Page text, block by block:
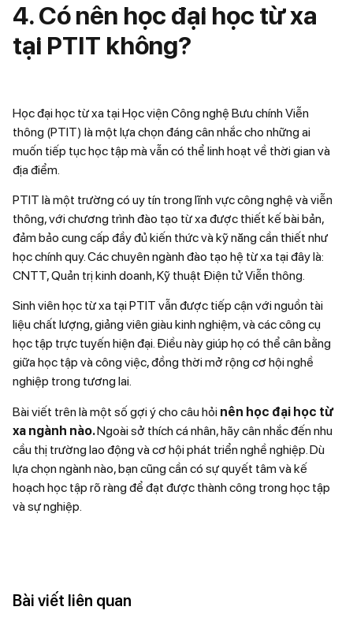
4. Có nên học đại học từ xa
tại PTIT không?
Học đại học từ xa tại Học viện Công nghệ Bưu chính Viễn
thông (PTIT) là một lựa chọn đáng cân nhắc cho những ai
muốn tiếp tục học tập mà vẫn có thể linh hoạt về thời gian và
địa điểm.
PTIT là một trường có uy tín trong lĩnh vực công nghệ và viễn
thông, với chương trình đào tạo từ xa được thiết kế bài bản,
đảm bảo cung cấp đầy đủ kiến thức và kỹ năng cần thiết như
học chính quy. Các chuyên ngành đào tạo hệ từ xa tại đây là:
CNTT, Quản trị kinh doanh, Kỹ thuật Điện tử Viễn thông.
Sinh viên học từ xa tại PTIT vẫn được tiếp cận với nguồn tài
liệu chất lượng, giảng viên giàu kinh nghiệm, và các công cụ
học tập trực tuyến hiện đại. Điều này giúp họ có thể cân bằng
giữa học tập và công việc, đồng thời mở rộng cơ hội nghề
nghiệp trong tương lai.
Bài viết trên là một số gợi ý cho câu hỏi nên học đại học từ
xa ngành nào.Ngoài sở thích cá nhân, hãy cân nhắc đến nhu
cầu thị trường lao động và cơ hội phát triển nghề nghiệp. Dù
lựa chọn ngành nào, bạn cũng cần có sự quyết tâm và kế
hoạch học tập rõ ràng để đạt được thành công trong học tập
và sự nghiệp.
Bài viết liên quan